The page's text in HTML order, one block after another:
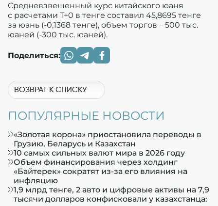
Средневзвешенный курс китайского юаня
с расчетами T+0 в тенге составил 45,8695 тенге
за юань (-0,1368 тенге), объем торгов – 500 тыс.
юаней (-300 тыс. юаней).
Поделиться:
ВОЗВРАТ К СПИСКУ
ПОПУЛЯРНЫЕ НОВОСТИ
«Золотая корона» приостановила переводы в
Грузию, Беларусь и Казахстан
10 самых сильных валют мира в 2026 году
Объем финансирования через холдинг
«Байтерек» сократят из-за его влияния на
инфляцию
1,9 млрд тенге, 2 авто и цифровые активы на 7,9
тысячи долларов конфисковали у казахстанца: